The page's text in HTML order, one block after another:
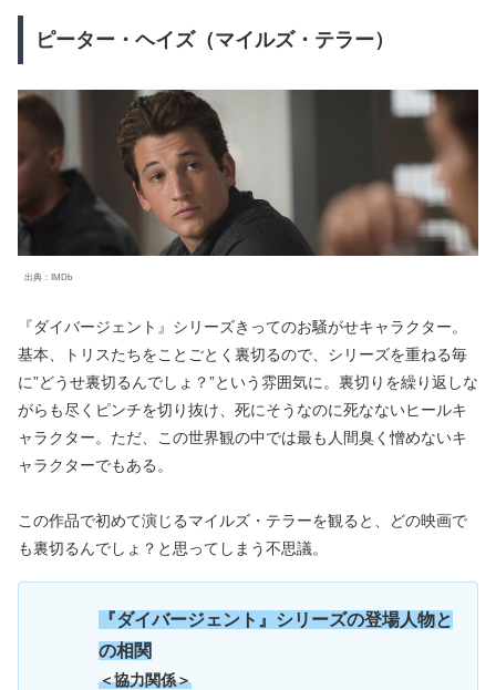
ピーター・ヘイズ（マイルズ・テラー）
出典：IMDb
『ダイバージェント』シリーズきってのお騒がせキャラクター。
基本、トリスたちをことごとく裏切るので、シリーズを重ねる毎
に”どうせ裏切るんでしょ？”という雰囲気に。裏切りを繰り返しな
がらも尽くピンチを切り抜け、死にそうなのに死なないヒールキ
ャラクター。ただ、この世界観の中では最も人間臭く憎めないキ
ャラクターでもある。
この作品で初めて演じるマイルズ・テラーを観ると、どの映画で
も裏切るんでしょ？と思ってしまう不思議。
『ダイバージェント』シリーズの登場人物と
の相関
＜協力関係＞